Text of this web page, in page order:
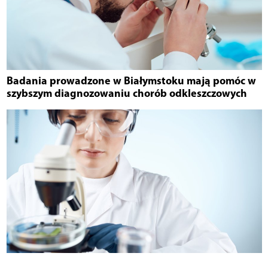
Badania prowadzone w Białymstoku mają pomóc w
szybszym diagnozowaniu chorób odkleszczowych